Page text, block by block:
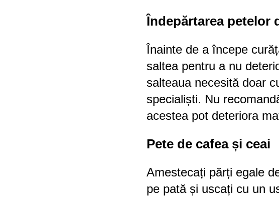
Îndepărtarea petelor
Înainte de a începe
saltea pentru a nu
salteaua necesită doar
specialiști. Nu
acestea pot deteriora
Pete de cafea și ceai
Amestecați părți egale
pe pată și uscați cu un